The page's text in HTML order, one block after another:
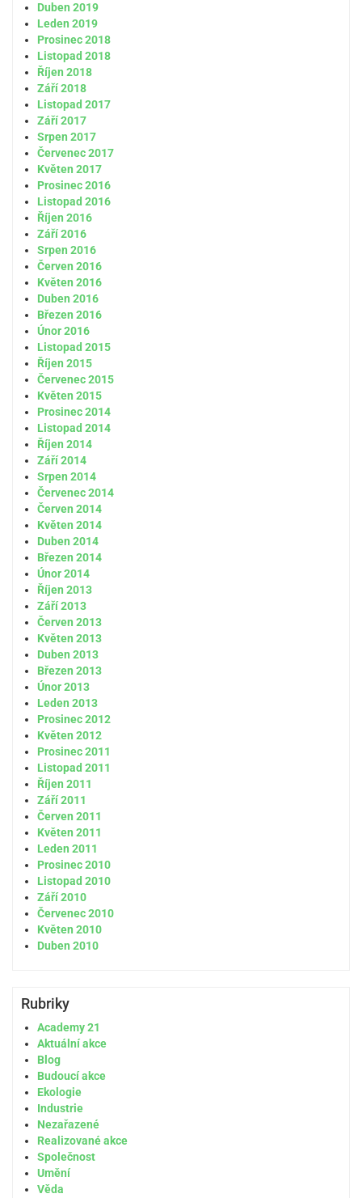
Duben 2019
Leden 2019
Prosinec 2018
Listopad 2018
Říjen 2018
Září 2018
Listopad 2017
Září 2017
Srpen 2017
Červenec 2017
Květen 2017
Prosinec 2016
Listopad 2016
Říjen 2016
Září 2016
Srpen 2016
Červen 2016
Květen 2016
Duben 2016
Březen 2016
Únor 2016
Listopad 2015
Říjen 2015
Červenec 2015
Květen 2015
Prosinec 2014
Listopad 2014
Říjen 2014
Září 2014
Srpen 2014
Červenec 2014
Červen 2014
Květen 2014
Duben 2014
Březen 2014
Únor 2014
Říjen 2013
Září 2013
Červen 2013
Květen 2013
Duben 2013
Březen 2013
Únor 2013
Leden 2013
Prosinec 2012
Květen 2012
Prosinec 2011
Listopad 2011
Říjen 2011
Září 2011
Červen 2011
Květen 2011
Leden 2011
Prosinec 2010
Listopad 2010
Září 2010
Červenec 2010
Květen 2010
Duben 2010
Rubriky
Academy 21
Aktuální akce
Blog
Budoucí akce
Ekologie
Industrie
Nezařazené
Realizované akce
Společnost
Umění
Věda